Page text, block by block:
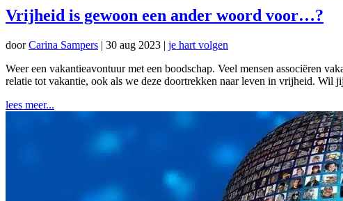
Vrijheid is gewoon een ander woord voor…?
doorCarina Sampers | 30 aug 2023 | je hart volgen
Weer een vakantieavontuur met een boodschap. Veel mensen associëren
relatie tot vakantie, ook als we deze doortrekken naar leven in vrijheid.
lees meer...